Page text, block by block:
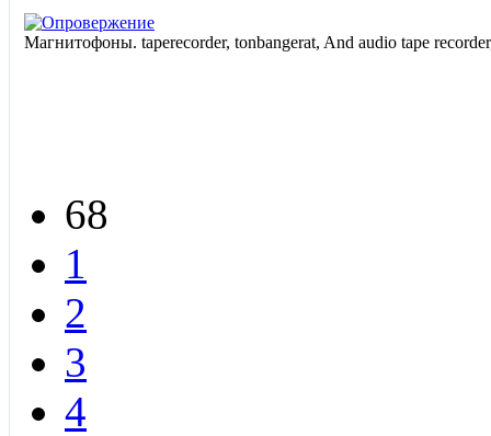
Магнитофоны. taperecorder, tonbangerat, And audio tape
68
1
2
3
4